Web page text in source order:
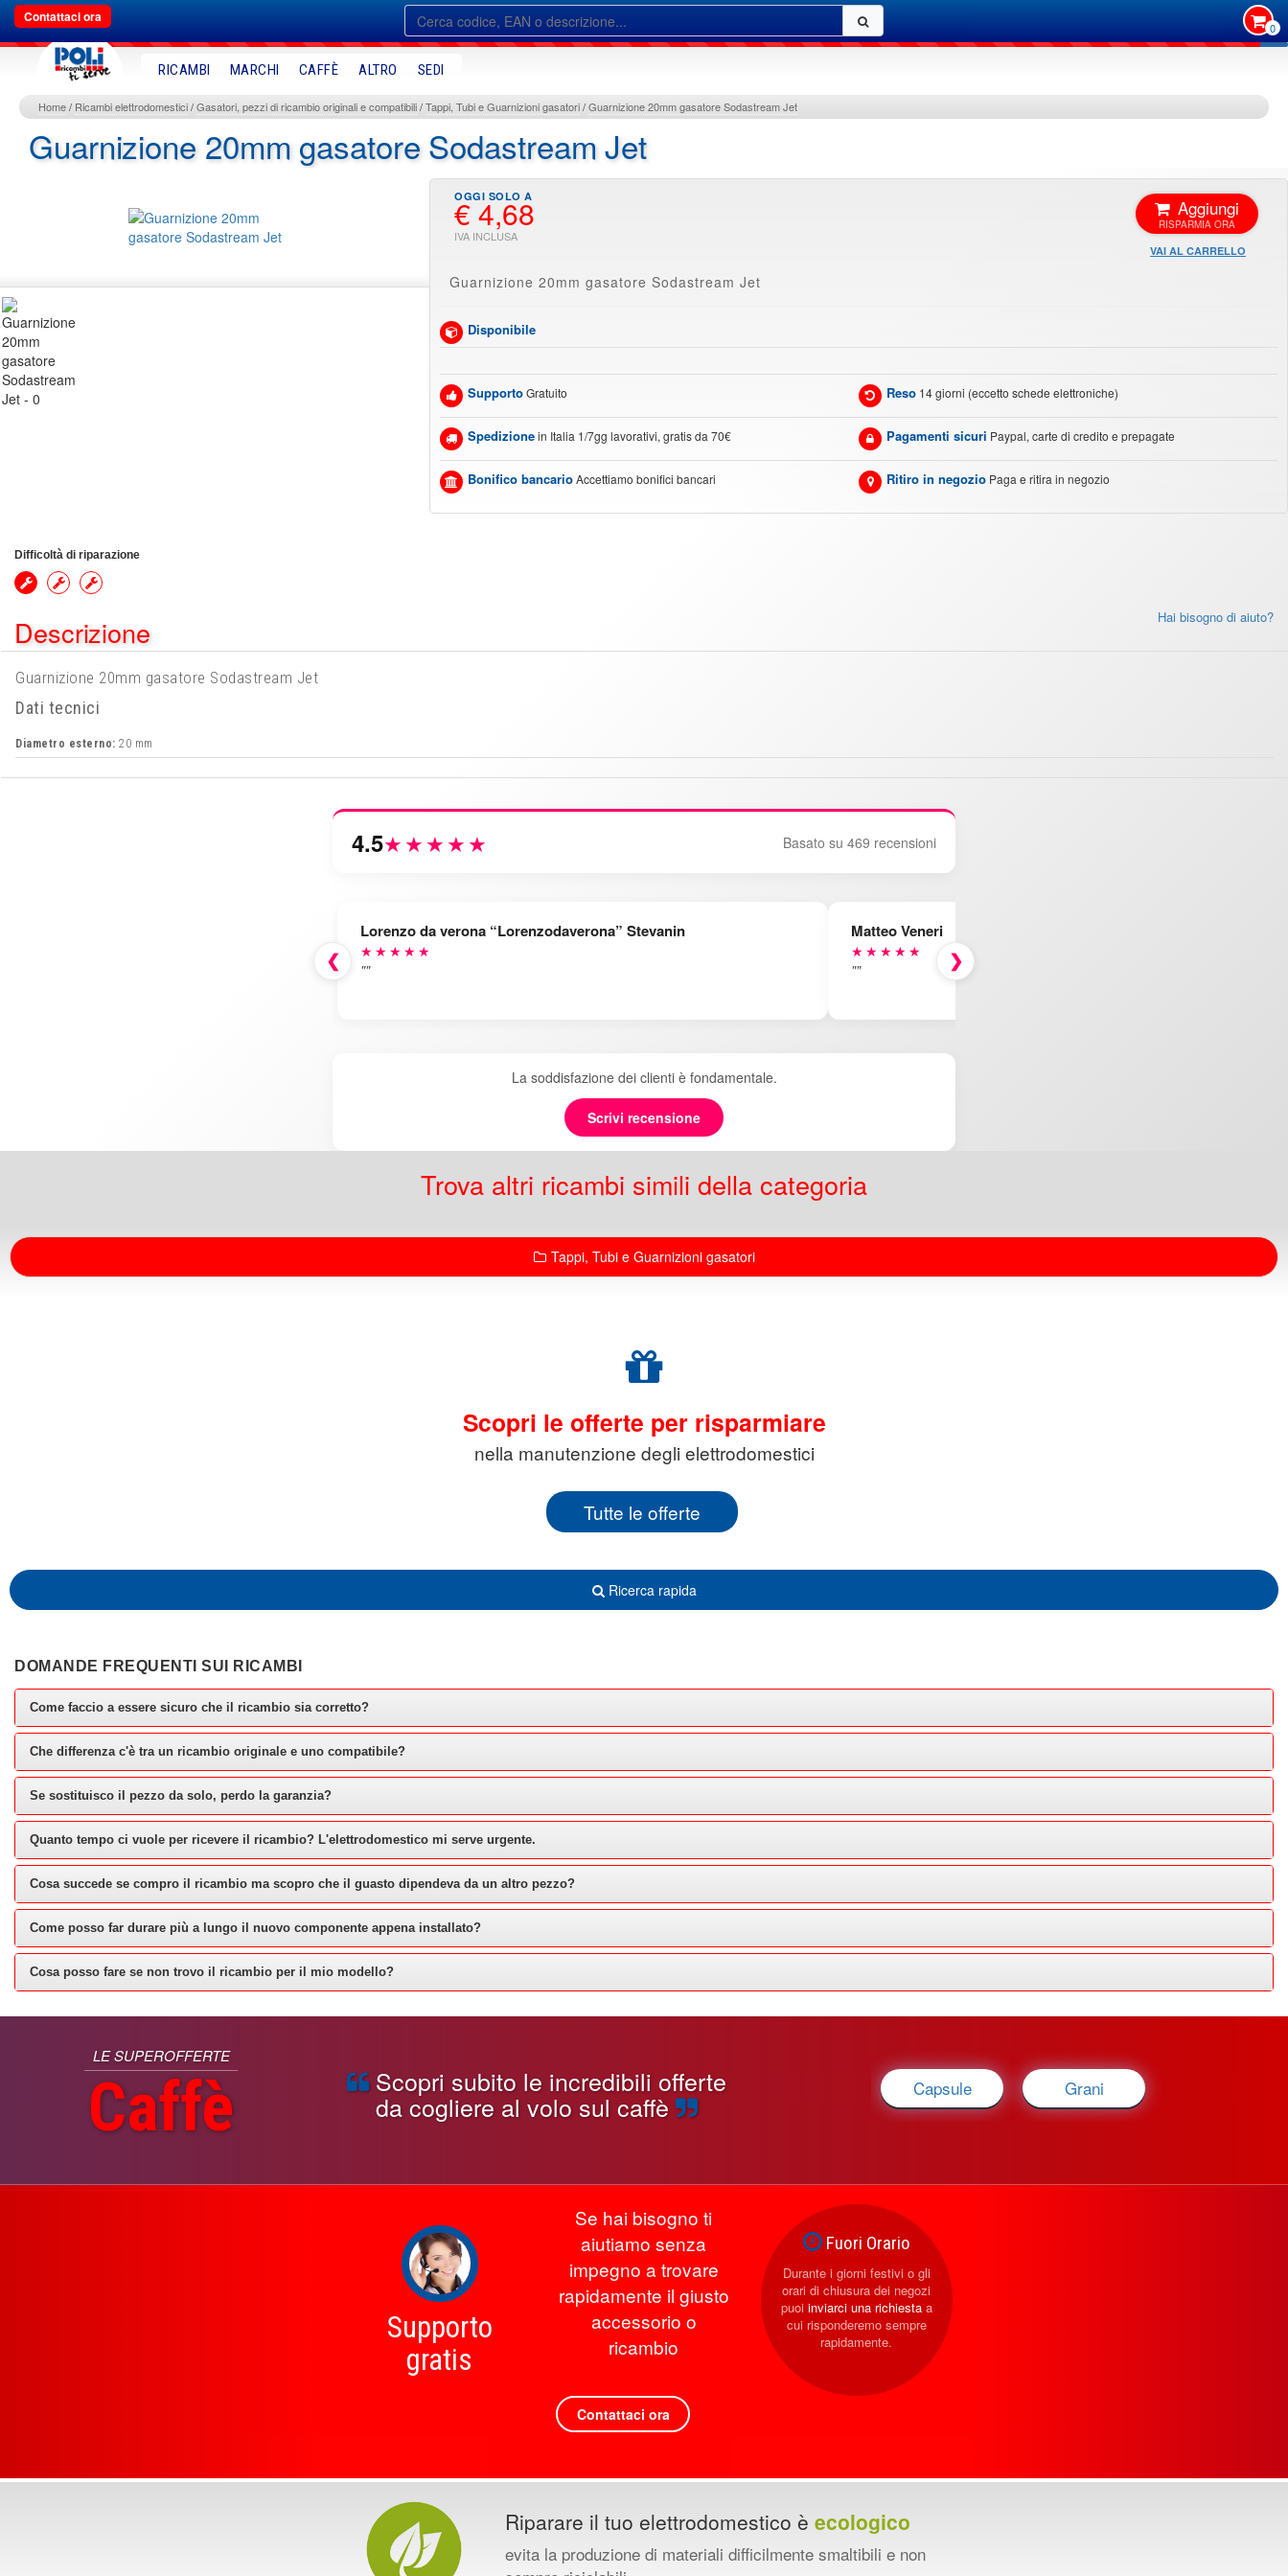
Contattaci ora
0
RICAMBI MARCHI CAFFÈ ALTRO SEDI
Home Ricambi elettrodomestici Gasatori, pezzi di ricambio originali e compatibili Tappi, Tubi e Guarnizioni gasatori Guarnizione 20mm gasatore Sodastream Jet
Guarnizione 20mm gasatore Sodastream Jet
€ 4,68 Aggiungi
VAI AL CARRELLO
Guarnizione 20mm gasatore Sodastream Jet
Disponibile
SupportoGratuito Reso 14 giorni (eccetto schede elettroniche)
Spedizionein Italia 1/7gg lavorativi, gratis da 70€ Pagamenti sicuri Paypal, carte di credito e prepagate
Bonifico bancarioAccettiamo bonifici bancari Ritiro in negozio Paga e ritira in negozio
Difficoltà di riparazione
Hai bisogno di aiuto?
Descrizione
Guarnizione 20mm gasatore Sodastream Jet
Dati tecnici
Diametro esterno: 20 mm
4.5★★★★★ Basato su 469 recensioni
❮
Lorenzo da verona “Lorenzodaverona” Stevanin
★★★★★
""
Matteo Veneri
★★★★★
""
❯
La soddisfazione dei clienti è fondamentale.
Scrivi recensione
Trova altri ricambi simili della categoria
Tappi, Tubi e Guarnizioni gasatori
Scopri le offerte per risparmiare
nella manutenzione degli elettrodomestici
Tutte le offerte
Ricerca rapida
DOMANDE FREQUENTI SUI RICAMBI
Come faccio a essere sicuro che il ricambio sia corretto?
Che differenza c'è tra un ricambio originale e uno compatibile?
Se sostituisco il pezzo da solo, perdo la garanzia?
Quanto tempo ci vuole per ricevere il ricambio? L'elettrodomestico mi serve urgente.
Cosa succede se compro il ricambio ma scopro che il guasto dipendeva da un altro pezzo?
Come posso far durare più a lungo il nuovo componente appena installato?
Cosa posso fare se non trovo il ricambio per il mio modello?
LE SUPEROFFERTE
Caffè Scopri subito le incredibili offerte
da cogliere al volo sul caffè
Capsule Grani
Supporto
gratis
Se hai bisogno ti
aiutiamo senza
impegno a trovare
rapidamente il giusto
accessorio o
ricambio
Contattaci ora
Fuori Orario
Durante i giorni festivi o gli
orari di chiusura dei negozi
puoi inviarci una richiestaa
cui risponderemo sempre
rapidamente.
Riparare il tuo elettrodomestico è ecologico
evita la produzione di materiali difficilmente smaltibili e non